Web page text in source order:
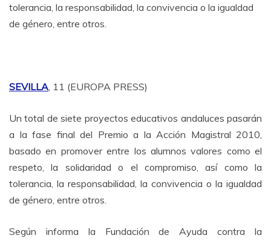
tolerancia, la responsabilidad, la convivencia o la igualdad
de género, entre otros.
SEVILLA, 11 (EUROPA PRESS)
Un total de siete proyectos educativos andaluces pasarán
a la fase final del Premio a la Acción Magistral 2010,
basado en promover entre los alumnos valores como el
respeto, la solidaridad o el compromiso, así como la
tolerancia, la responsabilidad, la convivencia o la igualdad
de género, entre otros.
Según informa la Fundación de Ayuda contra la